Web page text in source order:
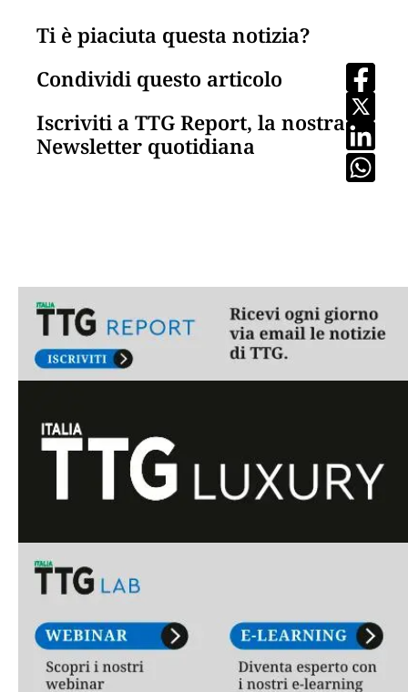
Ti è piaciuta questa notizia?
Condividi questo articolo
Iscriviti a TTG Report, la nostra
Newsletter quotidiana